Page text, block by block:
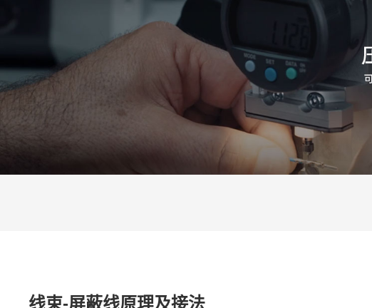
线束-屏蔽线原理及接法